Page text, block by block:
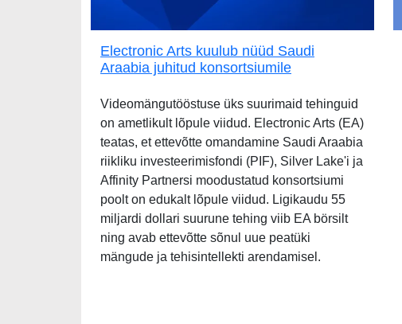
Electronic Arts kuulub nüüd Saudi
Araabia juhitud konsortsiumile
Videomängutööstuse üks suurimaid tehinguid
on ametlikult lõpule viidud. Electronic Arts (EA)
teatas, et ettevõtte omandamine Saudi Araabia
riikliku investeerimisfondi (PIF), Silver Lake'i ja
Affinity Partnersi moodustatud konsortsiumi
poolt on edukalt lõpule viidud. Ligikaudu 55
miljardi dollari suurune tehing viib EA börsilt
ning avab ettevõtte sõnul uue peatüki
mängude ja tehisintellekti arendamisel.